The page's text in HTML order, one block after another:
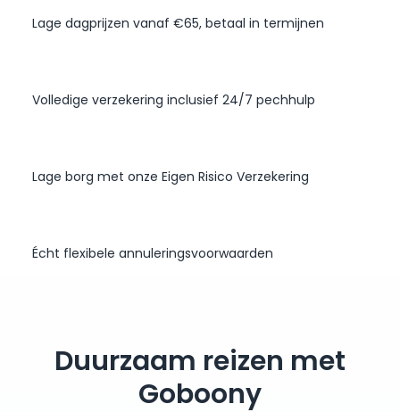
Lage dagprijzen vanaf €65, betaal in termijnen
Volledige verzekering inclusief 24/7 pechhulp
Lage borg met onze Eigen Risico Verzekering
Écht flexibele annuleringsvoorwaarden
Duurzaam reizen met
Goboony